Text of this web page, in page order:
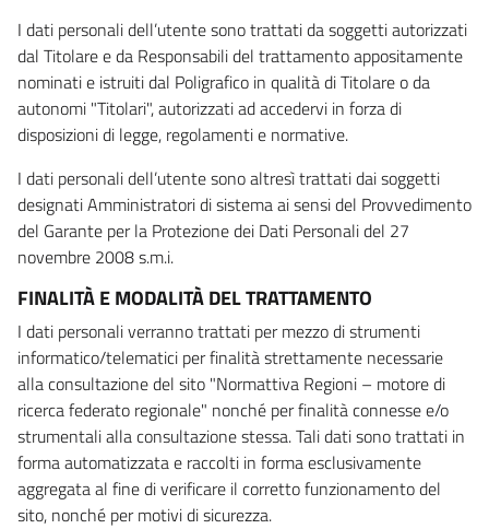
I dati personali dell’utente sono trattati da soggetti autorizzati
dal Titolare e da Responsabili del trattamento appositamente
nominati e istruiti dal Poligrafico in qualità di Titolare o da
autonomi "Titolari", autorizzati ad accedervi in forza di
disposizioni di legge, regolamenti e normative.
I dati personali dell’utente sono altresì trattati dai soggetti
designati Amministratori di sistema ai sensi del Provvedimento
del Garante per la Protezione dei Dati Personali del 27
novembre 2008 s.m.i.
FINALITÀ E MODALITÀ DEL TRATTAMENTO
I dati personali verranno trattati per mezzo di strumenti
informatico/telematici per finalità strettamente necessarie
alla consultazione del sito "Normattiva Regioni – motore di
ricerca federato regionale" nonché per finalità connesse e/o
strumentali alla consultazione stessa. Tali dati sono trattati in
forma automatizzata e raccolti in forma esclusivamente
aggregata al fine di verificare il corretto funzionamento del
sito, nonché per motivi di sicurezza.